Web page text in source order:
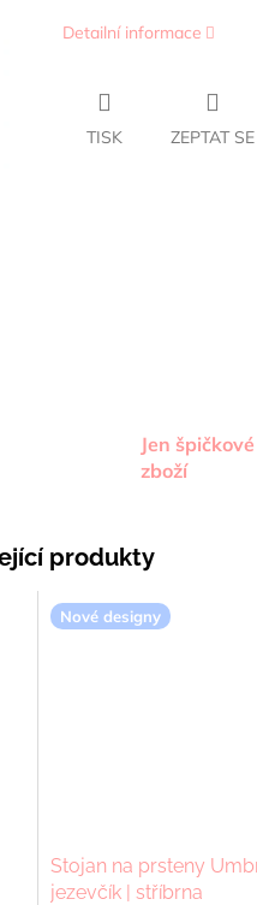
Detailní informace
TISK ZEPTAT SE
Jen špičkové
zboží
produkty
Nové designy
Stojan na prsteny
jezevčík | stříbrna